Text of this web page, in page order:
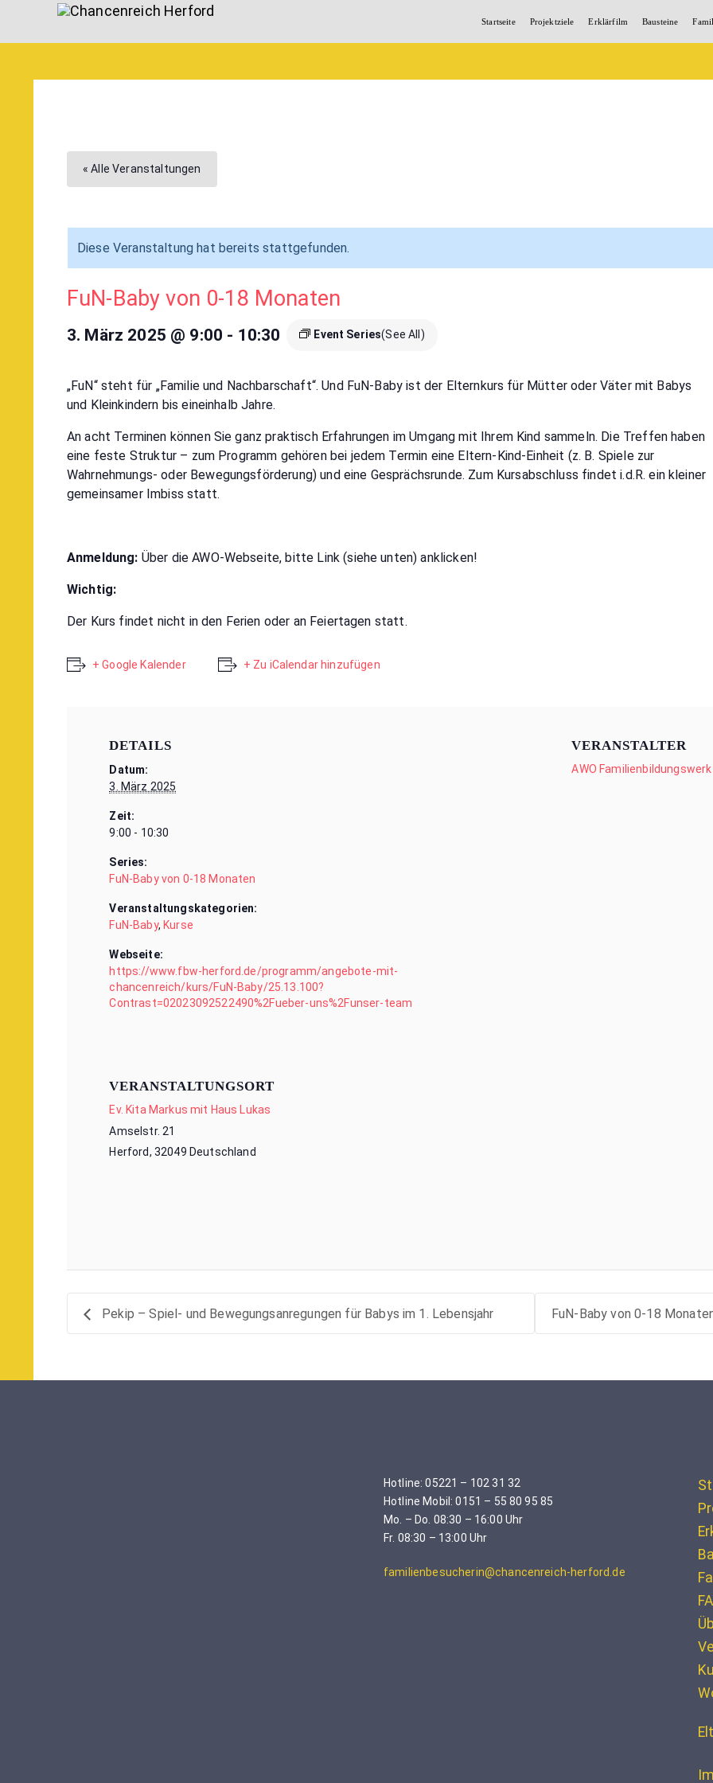
Startseite Projektziele Erklärfilm Bausteine
« Alle Veranstaltungen
Diese Veranstaltung hat bereits stattgefunden.
FuN-Baby von 0-18 Monaten
3. März 2025 @ 9:00 - 10:30 Event Series(See All)
„FuN“ steht für „Familie und Nachbarschaft“. Und FuN-Baby ist der Elternkurs für Mütter oder Väter mit Babys
und Kleinkindern bis eineinhalb Jahre.
An acht Terminen können Sie ganz praktisch Erfahrungen im Umgang mit Ihrem Kind sammeln. Die Treffen haben
eine feste Struktur – zum Programm gehören bei jedem Termin eine Eltern-Kind-Einheit (z. B. Spiele zur
Wahrnehmungs- oder Bewegungsförderung) und eine Gesprächsrunde. Zum Kursabschluss findet i.d.R. ein kleiner
gemeinsamer Imbiss statt.
Anmeldung: Über die AWO-Webseite, bitte Link (siehe unten) anklicken!
Wichtig:
Der Kurs findet nicht in den Ferien oder an Feiertagen statt.
+ Google Kalender + Zu iCalendar hinzufügen
DETAILS
Datum:
3. März 2025
Zeit:
9:00 - 10:30
Series:
FuN-Baby von 0-18 Monaten
Veranstaltungskategorien:
FuN-Baby, Kurse
Webseite:
https://www.fbw-herford.de/programm/angebote-mit-
chancenreich/kurs/FuN-Baby/25.13.100?
Contrast=02023092522490%2Fueber-uns%2Funser-team
VERANSTALTER
AWO
VERANSTALTUNGSORT
Ev. Kita Markus mit Haus Lukas
Amselstr. 21
Herford, 32049 Deutschland
Pekip – Spiel- und Bewegungsanregungen für Babys im 1. Lebensjahr FuN-Baby von 0-18
Hotline: 05221 – 102 31 32
Hotline Mobil: 0151 – 55 80 95 85
Mo. – Do. 08:30 – 16:00 Uhr
Fr. 08:30 – 13:00 Uhr
familienbesucherin@chancenreich-herford.de